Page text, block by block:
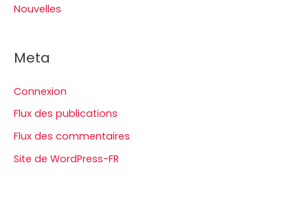
Nouvelles
Meta
Connexion
Flux des publications
Flux des commentaires
Site de WordPress-FR